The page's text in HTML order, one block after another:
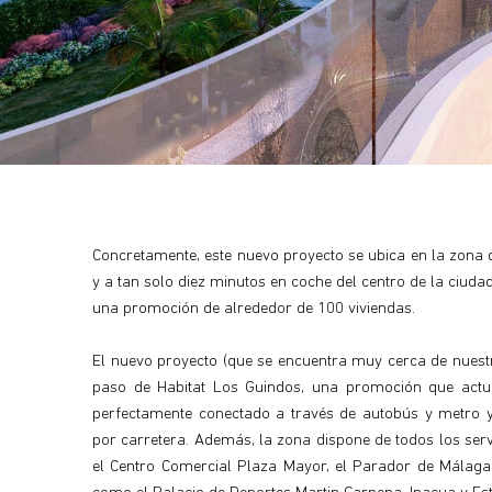
Concretamente, este nuevo proyecto se ubica en la
y a tan solo diez minutos en coche del centro de la
una promoción de alrededor de 100 viviendas.
El nuevo proyecto (que se encuentra muy cerca de
paso de Habitat Los Guindos, una promoción que
perfectamente conectado a través de autobús y metro
por carretera. Además, la zona dispone de todos los
el Centro Comercial Plaza Mayor, el Parador de